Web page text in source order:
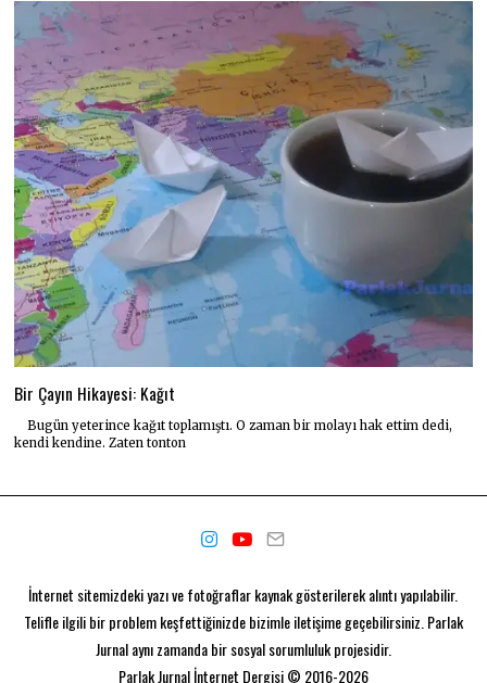
Bir Çayın Hikayesi: Kağıt
Bugün yeterince kağıt toplamıştı. O zaman bir molayı hak ettim dedi,
kendi kendine. Zaten tonton
İnternet sitemizdeki yazı ve fotoğraflar kaynak gösterilerek alıntı yapılabilir.
Telifle ilgili bir problem keşfettiğinizde bizimle iletişime geçebilirsiniz. Parlak
Jurnal aynı zamanda birsosyal sorumluluk projesidir.
Parlak Jurnalİnternet Dergisi © 2016-2026